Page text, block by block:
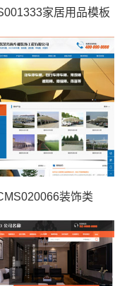
家居用品模板
装饰类